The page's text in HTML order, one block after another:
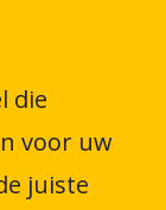
die
voor uw
juiste